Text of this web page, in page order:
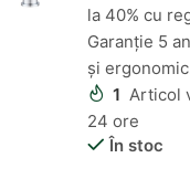
la 40% cu
Garanție 5
și
1 Articol
24 ore
În stoc